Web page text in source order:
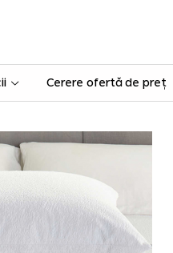
Cerere ofertă de preț